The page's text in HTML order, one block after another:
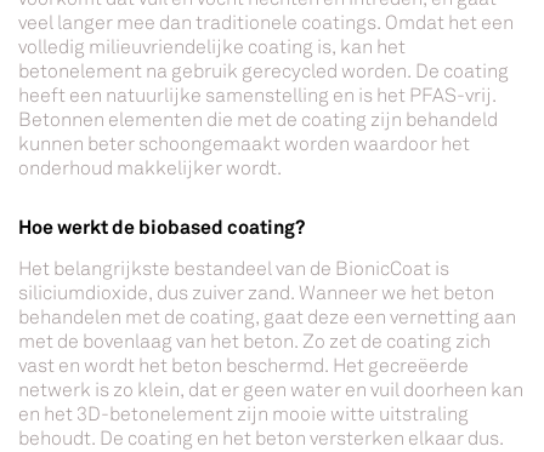
veel langer mee dan traditionele coatings. Omdat het een
volledig milieuvriendelijke coating is, kan het
betonelement na gebruik gerecycled worden. De coating
heeft een natuurlijke samenstelling en is het PFAS-vrij.
Betonnen elementen die met de coating zijn behandeld
kunnen beter schoongemaakt worden waardoor het
onderhoud makkelijker wordt.
Hoe werkt de biobased coating?
Het belangrijkste bestandeel van de BionicCoat is
siliciumdioxide, dus zuiver zand. Wanneer we het beton
behandelen met de coating, gaat deze een vernetting aan
met de bovenlaag van het beton. Zo zet de coating zich
vast en wordt het beton beschermd. Het gecreëerde
netwerk is zo klein, dat er geen water en vuil doorheen kan
en het 3D-betonelement zijn mooie witte uitstraling
behoudt. De coating en het beton versterken elkaar dus.